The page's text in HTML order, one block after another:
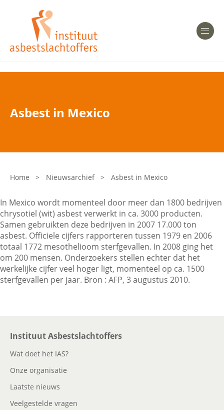
Heeft u Mesothelioom?
Heeft u Asbestose?
Bent u arts?
Asbest en Gezondheid
Laatste nieuws
Veelgestelde vragen
Contactgegevens
Asbest in Mexico
Home > Nieuwsarchief > Asbest in Mexico
In Mexico wordt momenteel door meer dan 1800 bedrijven
chrysotiel (wit) asbest verwerkt in ca. 3000 producten.
Samen gebruikten deze bedrijven in 2007 17.000 ton
asbest. Officiele cijfers rapporteren tussen 1979 en 2006
totaal 1772 mesothelioom sterfgevallen. In 2008 ging het
om 200 mensen. Onderzoekers stellen echter dat het
werkelijke cijfer veel hoger ligt, momenteel op ca. 1500
sterfgevallen per jaar. Bron : AFP, 3 augustus 2010.
Instituut Asbestslachtoffers
Wat doet het IAS?
Onze organisatie
Laatste nieuws
Veelgestelde vragen